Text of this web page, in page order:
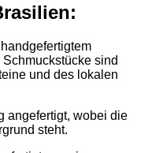
sind
und des lokalen
angefertigt, wobei die
steht.